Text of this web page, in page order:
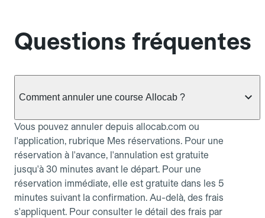
Questions fréquentes
Comment annuler une course Allocab ?
Vous pouvez annuler depuis allocab.com ou
l'application, rubrique Mes réservations. Pour une
réservation à l'avance, l'annulation est gratuite
jusqu'à 30 minutes avant le départ. Pour une
réservation immédiate, elle est gratuite dans les 5
minutes suivant la confirmation. Au-delà, des frais
s'appliquent. Pour consulter le détail des frais par